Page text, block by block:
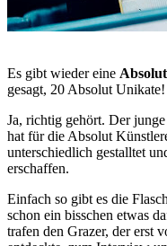
Es gibt wieder eine
gesagt, 20 Absolut Unikate!
Ja, richtig gehört. Der
hat für die Absolut
unterschiedlich gestalltet
erschaffen.
Einfach so gibt es die
schon ein bisschen etwas
trafen den Grazer, der erst